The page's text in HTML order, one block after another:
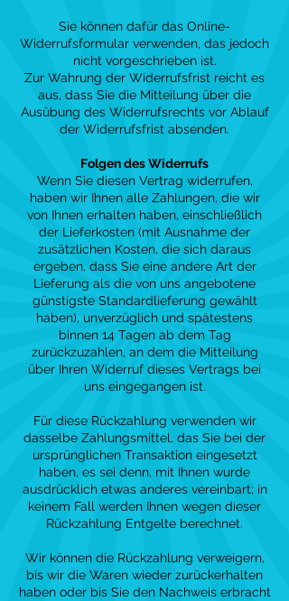
Sie können dafür das Online-
Widerrufsformular verwenden, das jedoch
nicht vorgeschrieben ist.
Zur Wahrung der Widerrufsfrist reicht es
aus, dass Sie die Mitteilung über die
Ausübung des Widerrufsrechts vor Ablauf
der Widerrufsfrist absenden.
Folgen des Widerrufs
Wenn Sie diesen Vertrag widerrufen,
haben wir Ihnen alle Zahlungen, die wir
von Ihnen erhalten haben, einschließlich
der Lieferkosten (mit Ausnahme der
zusätzlichen Kosten, die sich daraus
ergeben, dass Sie eine andere Art der
Lieferung als die von uns angebotene
günstigste Standardlieferung gewählt
haben), unverzüglich und spätestens
binnen 14 Tagen ab dem Tag
zurückzuzahlen, an dem die Mitteilung
über Ihren Widerruf dieses Vertrags bei
uns eingegangen ist.
Für diese Rückzahlung verwenden wir
dasselbe Zahlungsmittel, das Sie bei der
ursprünglichen Transaktion eingesetzt
haben, es sei denn, mit Ihnen wurde
ausdrücklich etwas anderes vereinbart; in
keinem Fall werden Ihnen wegen dieser
Rückzahlung Entgelte berechnet.
Wir können die Rückzahlung verweigern,
bis wir die Waren wieder zurückerhalten
haben oder bis Sie den Nachweis erbracht